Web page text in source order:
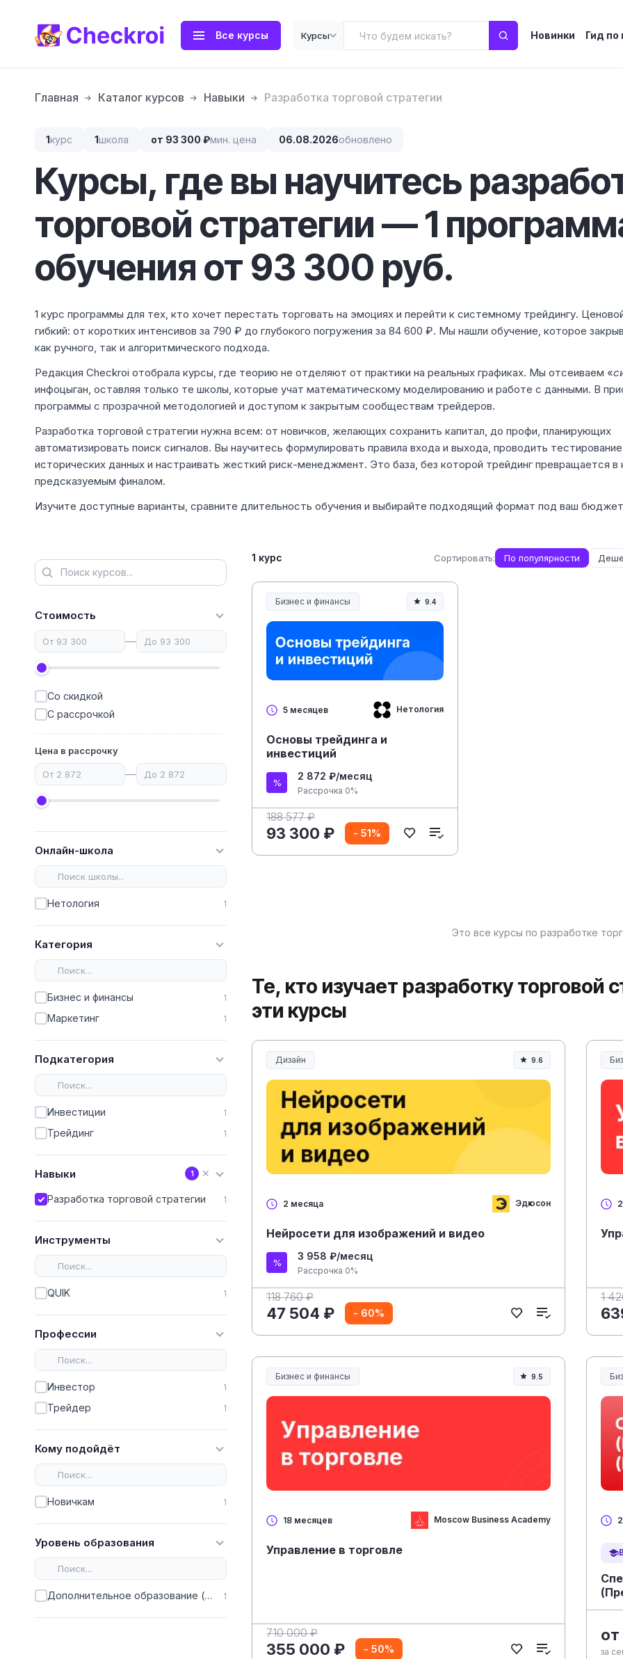
Все курсы Курсы Новинки Гид
Главная Каталог курсов Навыки Разработка торговой стратегии
1курс 1школа от 93 300 ₽мин. цена 06.08.2026обновлено
Курсы, где вы научитесь
торговой стратегии — 1
обучения от 93 300 руб.
1 курс программы для тех, кто хочет перестать торговать на эмоциях и перейти к системному трейдингу.
гибкий: от коротких интенсивов за 790 ₽ до глубокого погружения за 84 600 ₽. Мы нашли обучение, которое
как ручного, так и алгоритмического подхода.
Редакция Checkroi отобрала курсы, где теорию не отделяют от практики на реальных графиках. Мы отсеиваем «
инфоцыган, оставляя только те школы, которые учат математическому моделированию и работе с данными. В
программы с прозрачной методологией и доступом к закрытым сообществам трейдеров.
Разработка торговой стратегии нужна всем: от новичков, желающих сохранить капитал, до профи, планирующих
автоматизировать поиск сигналов. Вы научитесь формулировать правила входа и выхода, проводить
исторических данных и настраивать жесткий риск-менеджмент. Это база, без которой трейдинг превращается в
предсказуемым финалом.
Изучите доступные варианты, сравните длительность обучения и выбирайте подходящий формат под ваш
Стоимость
—
Со скидкой
С рассрочкой
Цена в рассрочку
—
Онлайн-школа
Нетология 1
Категория
Бизнес и финансы 1
Маркетинг 1
Подкатегория
Инвестиции 1
Трейдинг 1
Навыки 1 ✕
Разработка торговой стратегии 1
Инструменты
QUIK 1
Профессии
Инвестор 1
Трейдер 1
Кому подойдёт
Новичкам 1
Уровень образования
Дополнительное образование (ДПО) 1
1 курс Сортировать: По популярности
Бизнес и финансы 9.4
5 месяцев Нетология
Основы трейдинга и
инвестиций
2 872 ₽/месяц
Рассрочка 0%
188 577 ₽
93 300 ₽ - 51%
Это все курсы по разработке
Те, кто изучает разработку
эти курсы
Дизайн 9.6
2 месяца Эдюсон
Нейросети для изображений и видео
3 958 ₽/месяц
Рассрочка 0%
118 760 ₽
47 504 ₽ - 60%
1
Бизнес и финансы 9.5
18 месяцев Moscow Business Academy
Управление в торговле
710 000 ₽
355 000 ₽ - 50% за